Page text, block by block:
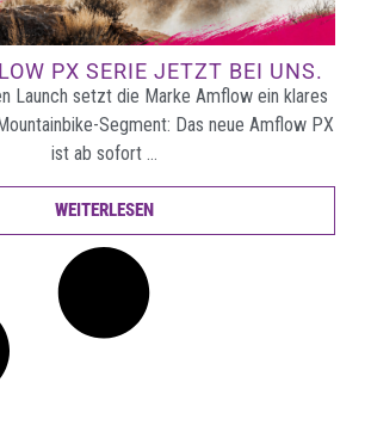
PX SERIE JETZT BEI UNS.
Launch setzt die Marke Amflow ein klares
Segment: Das neue Amflow PX
ist ab sofort …
WEITERLESEN